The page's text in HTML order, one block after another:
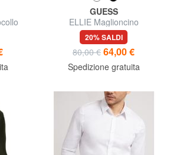
GUESS
ELLIE Maglioncino
20% SALDI
80,00 € 64,00 €
Spedizione gratuita